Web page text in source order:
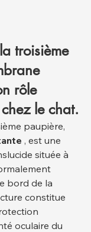
troisième
rôle
le chat.
paupière,
, est une
située à
bord de la
constitue
oculaire du